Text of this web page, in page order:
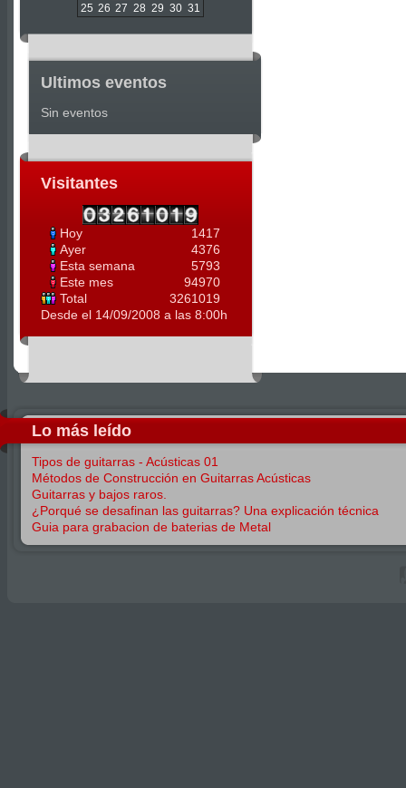
25 26 27 28 29 30 31
Ultimos eventos
Sin eventos
Visitantes
Hoy
1417
Ayer
4376
Esta semana
5793
Este mes
94970
Total
3261019
Desde el 14/09/2008 a las 8:00h
Lo más leído
Tipos de guitarras - Acústicas 01
Métodos de Construcción en Guitarras Acústicas
Guitarras y bajos raros.
¿Porqué se desafinan las guitarras? Una explicación técnica
Guia para grabacion de baterias de Metal